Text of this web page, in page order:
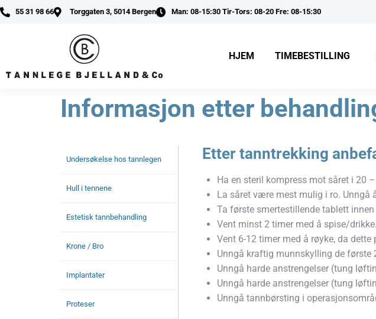
55 31 98 66 Torggaten 3, 5014 Bergen Man: 08-15:30 Tir-Tors: 08-20 Fre: 08-15:30
HJEM TIMEBESTILLING
Informasjon etter
Undersøkelse hos tannlegen
Hull i tennene
Estetisk tannbehandling
Krone / Bro
Implantater
Proteser
Etter tanntrekking
Ha en steril kompress mot såret i 20
La såret være mest mulig i ro. Unngå
Ta første smertestillende tablett
Vent minst 2 timer med å spise/
Vent 6-12 timer med å røyke, da
Unngå kraftig munnskylling de første
Unngå harde anstrengelser (tung
Unngå harde anstrengelser (tung
Unngå tannbørsting i